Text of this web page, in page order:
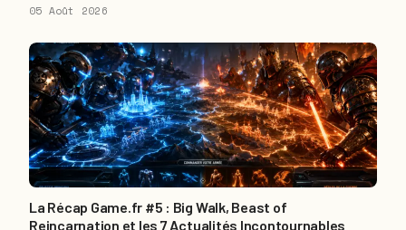
05 Août 2026
La Récap Game.fr #5 : Big Walk, Beast of
Reincarnation et les 7 Actualités Incontournables